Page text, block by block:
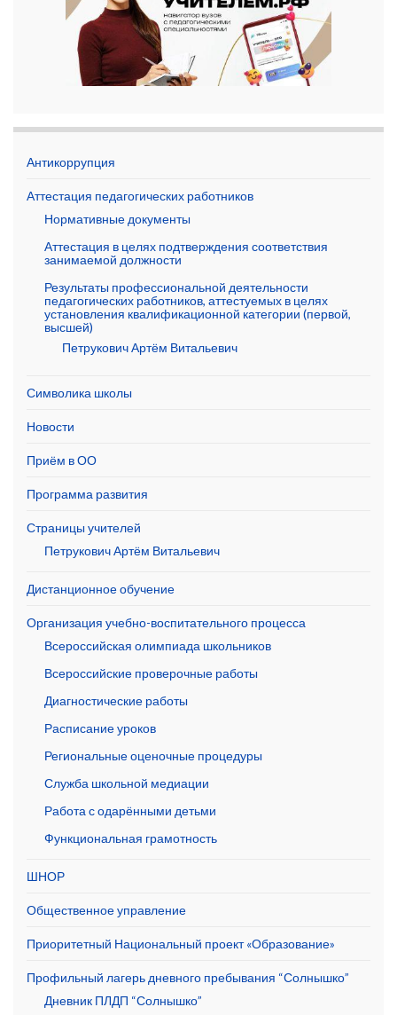
Антикоррупция
Аттестация педагогических работников
Нормативные документы
Аттестация в целях подтверждения соответствия
занимаемой должности
Результаты профессиональной деятельности
педагогических работников, аттестуемых в целях
установления квалификационной категории (первой,
высшей)
Петрукович Артём Витальевич
Символика школы
Новости
Приём в ОО
Программа развития
Страницы учителей
Петрукович Артём Витальевич
Дистанционное обучение
Организация учебно-воспитательного процесса
Всероссийская олимпиада школьников
Всероссийские проверочные работы
Диагностические работы
Расписание уроков
Региональные оценочные процедуры
Служба школьной медиации
Работа с одарёнными детьми
Функциональная грамотность
ШНОР
Общественное управление
Приоритетный Национальный проект «Образование»
Профильный лагерь дневного пребывания “Солнышко”
Дневник ПЛДП “Солнышко”